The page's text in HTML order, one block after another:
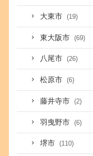
大東市 (19)
東大阪市 (69)
八尾市 (26)
松原市 (6)
藤井寺市 (2)
羽曳野市 (6)
堺市 (110)